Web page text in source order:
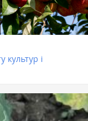
культур і